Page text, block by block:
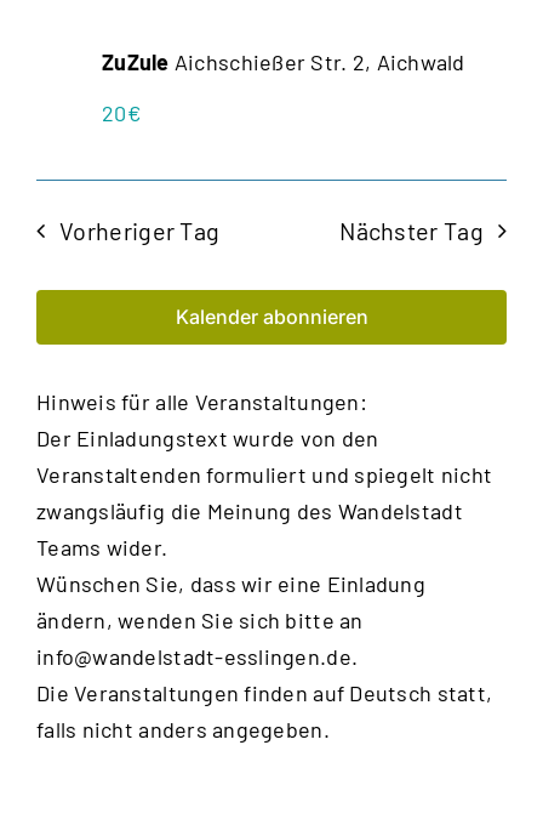
ZuZule Aichschießer Str. 2, Aichwald
20€
Vorheriger Tag Nächster Tag
Kalender abonnieren
Hinweis für alle Veranstaltungen:
Der Einladungstext wurde von den
Veranstaltenden formuliert und spiegelt nicht
zwangsläufig die Meinung des Wandelstadt
Teams wider.
Wünschen Sie, dass wir eine Einladung
ändern, wenden Sie sich bitte an
info@wandelstadt-esslingen.de.
Die Veranstaltungen finden auf Deutsch statt,
falls nicht anders angegeben.